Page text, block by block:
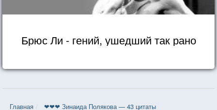
Брюс Ли - гений, ушедший так рано
Главная ❤❤❤ Зинаида Полякова — 43 цитаты